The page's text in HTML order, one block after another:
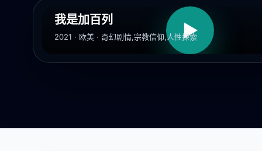
▶
我是加百列
2021 · 欧美 · 奇幻剧情,宗教信仰,人性探索